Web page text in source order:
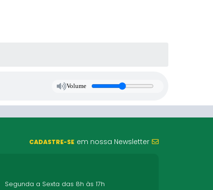
Volume
CADASTRE-SE em nossa Newsletter
Segunda a Sexta das 8h às 17h